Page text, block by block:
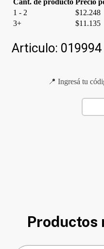
Cant. de producto Precio
1 - 2
$12.248
3+
$11.135
Articulo: 019994
📍 Ingresá tu
Productos